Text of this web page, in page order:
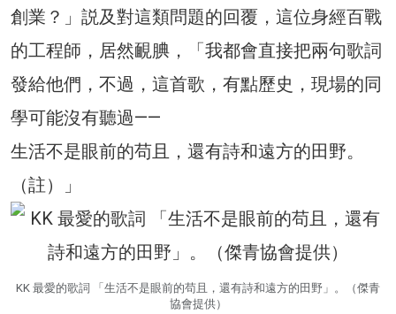
創業？」説及對這類問題的回覆，這位身經百戰
的工程師，居然靦腆，「我都會直接把兩句歌詞
發給他們，不過，這首歌，有點歷史，現場的同
學可能沒有聽過——
生活不是眼前的苟且，還有詩和遠方的田野。
（註）」
KK 最愛的歌詞 「生活不是眼前的苟且，還有詩和遠方的田野」。（傑青
協會提供）